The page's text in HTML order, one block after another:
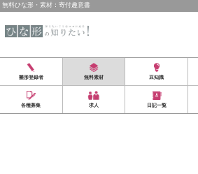
無料ひな形・素材：寄付趣意書
雛形登録者 無料素材 豆知識
各種募集 求人 日記一覧